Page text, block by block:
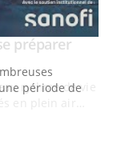
période de